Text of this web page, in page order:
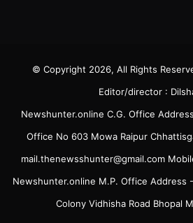
© Copyright 2026, All Rights
Editor/director :
Newshunter.online C.G. Office
Office No 603 Mowa Raipur
mail.thenewsshunter@gmail.com
Newshunter.online M.P. Office Address
Colony Vidhisha Road Bhopal